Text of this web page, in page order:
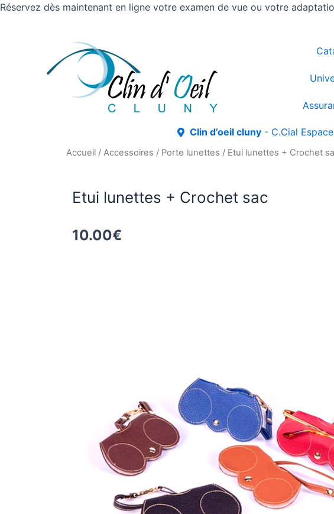
Réservez dès maintenant en ligne votre examen de vue ou votre
Clin d’oeil cluny - C.Cial
Accueil / Accessoires / Porte lunettes / Etui lunettes + Crochet
Etui lunettes + Crochet sac
10.00€